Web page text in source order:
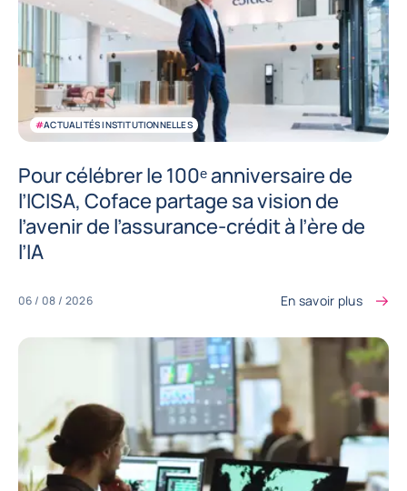
#ACTUALITÉS INSTITUTIONNELLES
Pour célébrer le 100ᵉ anniversaire de
l’ICISA, Coface partage sa vision de
l’avenir de l’assurance-crédit à l’ère de
l’IA
06 / 08 / 2026 En savoir plus